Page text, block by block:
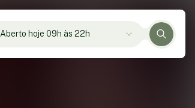
Aberto hoje 09h às 22h